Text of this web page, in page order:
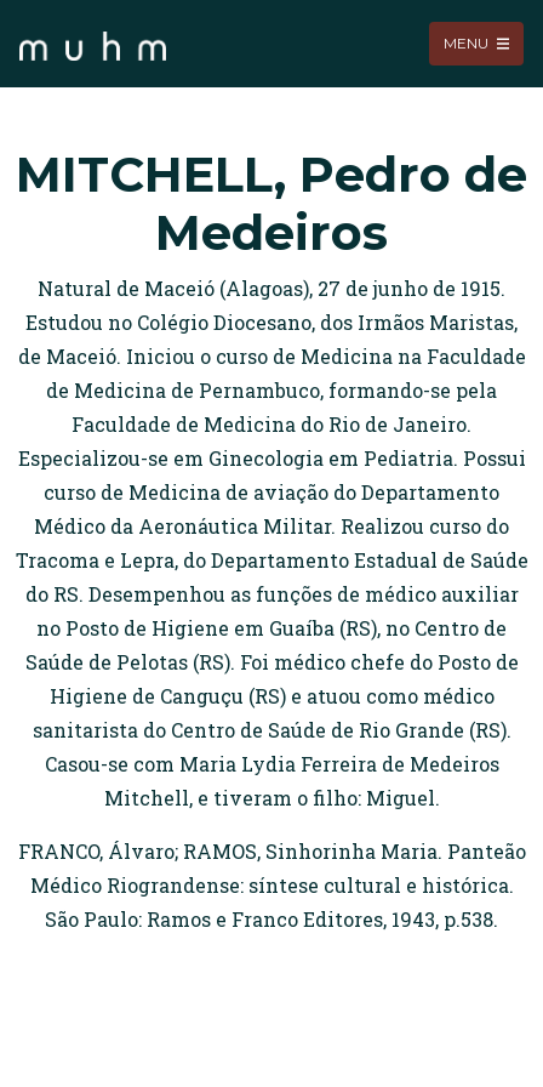
MENU
MITCHELL, Pedro de
Medeiros
Natural de Maceió (Alagoas), 27 de junho de 1915.
Estudou no Colégio Diocesano, dos Irmãos Maristas,
de Maceió. Iniciou o curso de Medicina na Faculdade
de Medicina de Pernambuco, formando-se pela
Faculdade de Medicina do Rio de Janeiro.
Especializou-se em Ginecologia em Pediatria. Possui
curso de Medicina de aviação do Departamento
Médico da Aeronáutica Militar. Realizou curso do
Tracoma e Lepra, do Departamento Estadual de Saúde
do RS. Desempenhou as funções de médico auxiliar
no Posto de Higiene em Guaíba (RS), no Centro de
Saúde de Pelotas (RS). Foi médico chefe do Posto de
Higiene de Canguçu (RS) e atuou como médico
sanitarista do Centro de Saúde de Rio Grande (RS).
Casou-se com Maria Lydia Ferreira de Medeiros
Mitchell, e tiveram o filho: Miguel.
FRANCO, Álvaro; RAMOS, Sinhorinha Maria. Panteão
Médico Riograndense: síntese cultural e histórica.
São Paulo: Ramos e Franco Editores, 1943, p.538.